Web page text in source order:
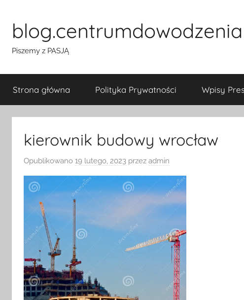
treściblog.centrumdowodzenia
Piszemy z PASJĄ
Strona główna Polityka Prywatności Wpisy
kierownik budowy wrocław
Opublikowano 19 lutego, 2023 przez admin